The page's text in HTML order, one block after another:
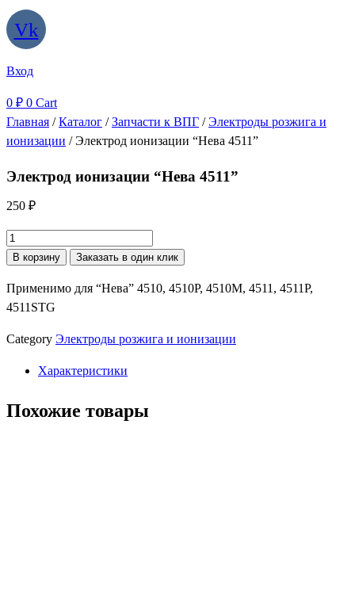
Vk
Вход
0 ₽ 0 Cart
Главная /Каталог /Запчасти к ВПГ /Электроды розжига и
ионизации / Электрод ионизации “Нева 4511”
Электрод ионизации “Нева 4511”
250 ₽
Количество
товара
ионизации
"Нева
4511"
В корзину Заказать в один клик
Применимо для “Нева” 4510, 4510P, 4510М, 4511, 4511Р,
4511STG
Category Электроды розжига и ионизации
Характеристики
Похожие товары